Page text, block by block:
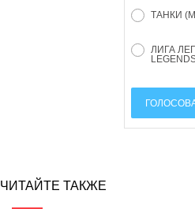
ТАНКИ
ЛИГА
ЧИТАЙТЕ ТАКЖЕ